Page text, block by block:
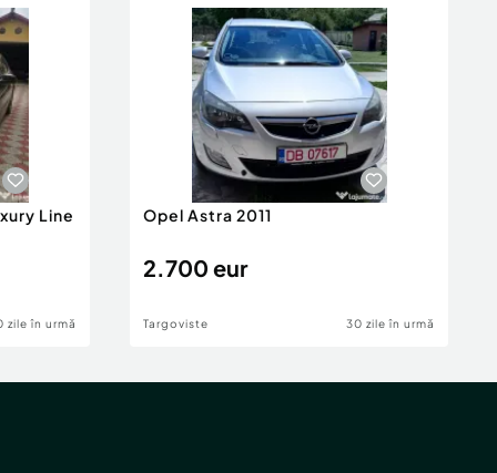
Line
zile în urmă
Opel Astra 2011
2.700 eur
Targoviste 30 zile în urmă